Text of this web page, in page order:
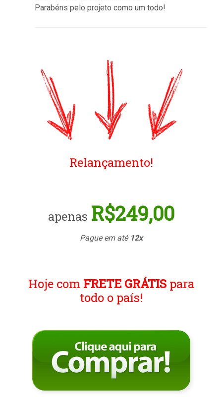
Parabéns pelo projeto como um todo!
Relançamento!
apenas R$249,00
Pague em até 12x
Hoje com FRETE GRÁTISpara
todo o país!